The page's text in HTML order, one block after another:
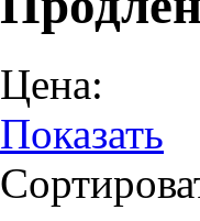
Цена:
Показать